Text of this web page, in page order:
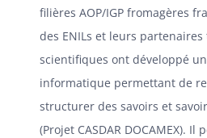
filières AOP/IGP fromagères
des ENILs et leurs
scientifiques ont développé
informatique permettant de
structurer des savoirs et
(Projet CASDAR DOCAMEX). Il